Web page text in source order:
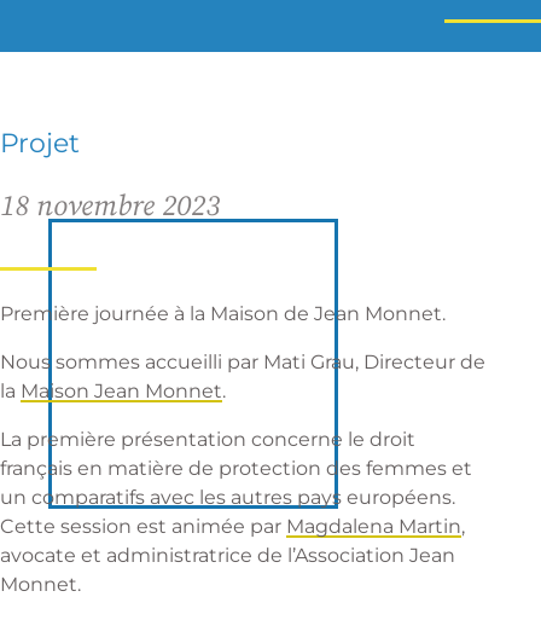
Projet
18 novembre 2023
Première journée à la Maison de Jean Monnet.
Nous sommes accueilli par Mati Grau, Directeur de
la Maison Jean Monnet.
La première présentation concerne le droit
français en matière de protection des femmes et
un comparatifs avec les autres pays européens.
Cette session est animée par Magdalena Martin,
avocate et administratrice de l’Association Jean
Monnet.